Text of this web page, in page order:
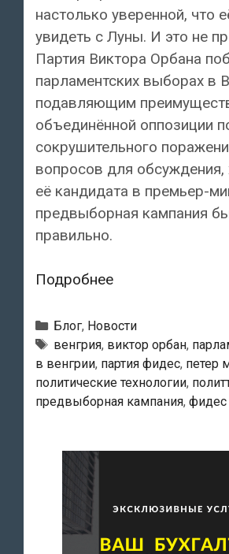
настолько уверенной, что
увидеть с Луны. И это не
Партия Виктора Орбана
парламентских выборах в
подавляющим
объединённой оппозиции
сокрушительного
вопросов для обсуждения,
её кандидата в премьер-
предвыборная кампания
правильно.
ПодробнееВиктор
назвал
свою
победу
настолько
уверенной,
её
с
Рубрики
Блог, Новости
Метки
венгрия, виктор орбан,
в венгрии, партия фидес, петер
политические технологии,
предвыборная кампания, фидес